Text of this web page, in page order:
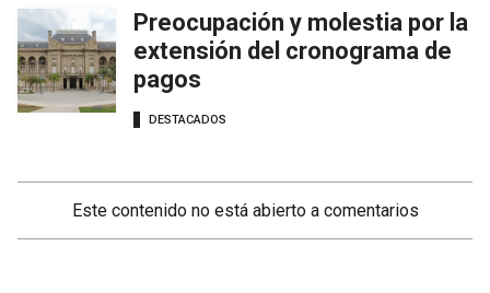
Preocupación y molestia por la
extensión del cronograma de
pagos
DESTACADOS
Este contenido no está abierto a comentarios